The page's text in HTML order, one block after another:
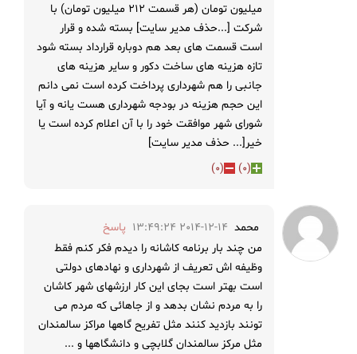
میلیون تومان (هر قسمت ۲۱۲ میلیون تومان) با
شرکت [...حذف مدیر سایت] بسته شده و قرار
است قسمت های بعد هم دوباره قرارداد بسته شود
تازه هزینه های ساخت دکور و سایر هزینه های
جانبی را هم شهرداری پرداخت کرده است نمی دانم
این حجم هزینه در بودجه شهرداری هست یانه و آیا
شورای شهر موافقت خود را با آن اعلام کرده است یا
خیر[... حذف مدیر سایت]
(
0
)
(
0
)
محمد 2014-12-14 13:49:24
پاسخ
من چند بار برنامه کاشانه را دیدم فکر کنم فقط
وظیفه اش تعریف از شهرداری و نهادهای دولتی
است بهتر است بجای این کار ارزشهای شهر کاشان
را به مردم نشان بدهد و از جاهائی که مردم می
تونند بازدید کنند مثل تفریح گاهها مراکز سالمندان
مثل مرکز سالمندان گلابچی و دانشگاهها و ...